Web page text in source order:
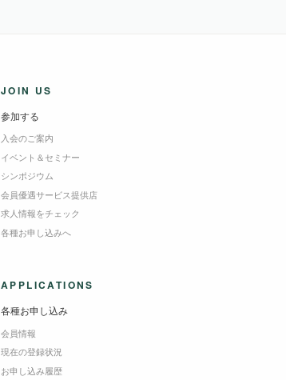
JOIN US
参加する
入会のご案内
イベント＆セミナー
シンポジウム
会員優遇サービス提供店
求人情報をチェック
各種お申し込みへ
APPLICATIONS
各種お申し込み
会員情報
現在の登録状況
お申し込み履歴